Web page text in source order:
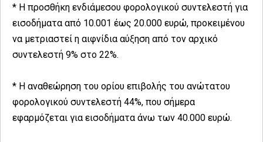
* Η προσθήκη ενδιάμεσου φορολογικού συντελεστή για
εισοδήματα από 10.001 έως 20.000 ευρώ, προκειμένου
να μετριαστεί η αιφνίδια αύξηση από τον αρχικό
συντελεστή 9% στο 22%.
* Η αναθεώρηση του ορίου επιβολής του ανώτατου
φορολογικού συντελεστή 44%, που σήμερα
εφαρμόζεται για εισοδήματα άνω των 40.000 ευρώ.